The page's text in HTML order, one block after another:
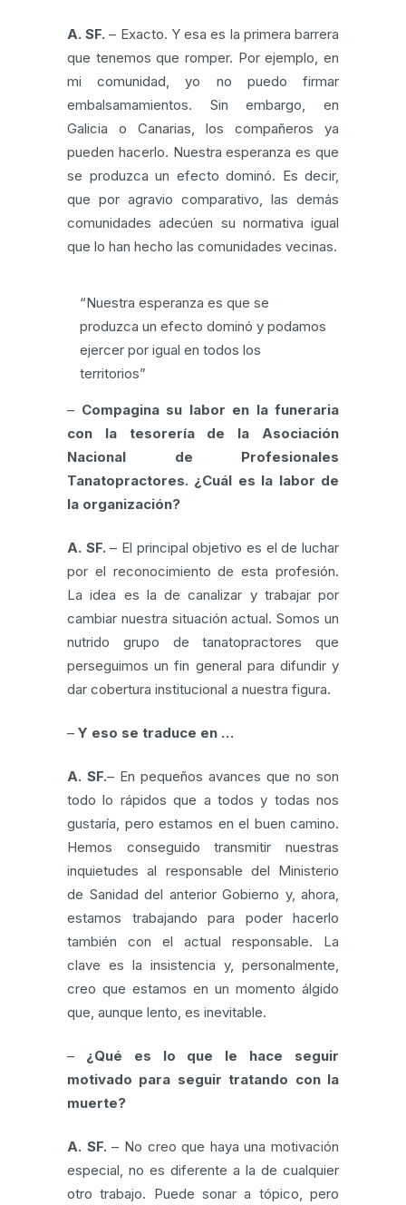
A. SF. – Exacto. Y esa es la primera barrera
que tenemos que romper. Por ejemplo, en
mi comunidad, yo no puedo firmar
embalsamamientos. Sin embargo, en
Galicia o Canarias, los compañeros ya
pueden hacerlo. Nuestra esperanza es que
se produzca un efecto dominó. Es decir,
que por agravio comparativo, las demás
comunidades adecúen su normativa igual
que lo han hecho las comunidades vecinas.
“Nuestra esperanza es que se
produzca un efecto dominó y podamos
ejercer por igual en todos los
territorios”
– Compagina su labor en la funeraria
con la tesorería de la Asociación
Nacional de Profesionales
Tanatopractores. ¿Cuál es la labor de
la organización?
A. SF. – El principal objetivo es el de luchar
por el reconocimiento de esta profesión.
La idea es la de canalizar y trabajar por
cambiar nuestra situación actual. Somos un
nutrido grupo de tanatopractores que
perseguimos un fin general para difundir y
dar cobertura institucional a nuestra figura.
– Y eso se traduce en …
A. SF.– En pequeños avances que no son
todo lo rápidos que a todos y todas nos
gustaría, pero estamos en el buen camino.
Hemos conseguido transmitir nuestras
inquietudes al responsable del Ministerio
de Sanidad del anterior Gobierno y, ahora,
estamos trabajando para poder hacerlo
también con el actual responsable. La
clave es la insistencia y, personalmente,
creo que estamos en un momento álgido
que, aunque lento, es inevitable.
– ¿Qué es lo que le hace seguir
motivado para seguir tratando con la
muerte?
A. SF. – No creo que haya una motivación
especial, no es diferente a la de cualquier
otro trabajo. Puede sonar a tópico, pero